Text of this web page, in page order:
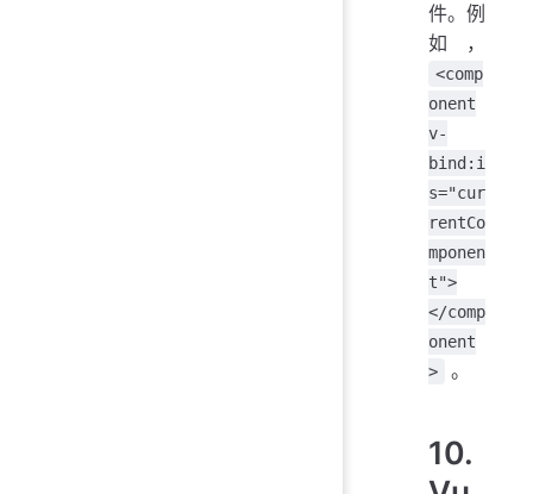
件。例
如，
<comp
onent
v-
bind:i
s="cur
rentCo
mponen
t">
</comp
onent
>
。
10.